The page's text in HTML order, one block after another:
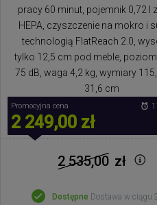
pracy 60 minut, pojemnik 0,72 l
HEPA, czyszczenie na mokro i
technologią FlatReach 2.0,
tylko 12,5 cm pod meble, poziom
75 dB, waga 4,2 kg, wymiary
31,6 cm
Promocyjna cena
2 249,00 zł
2 535,00 zł
Dostępne Dostawa w ciągu